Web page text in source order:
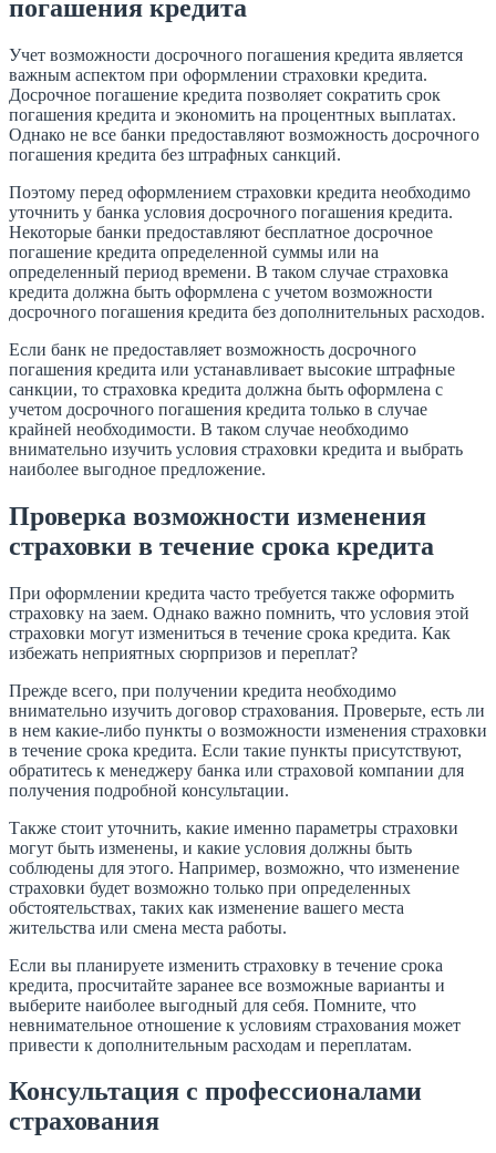
погашения кредита
Учет возможности досрочного погашения кредита является
важным аспектом при оформлении страховки кредита.
Досрочное погашение кредита позволяет сократить срок
погашения кредита и экономить на процентных выплатах.
Однако не все банки предоставляют возможность досрочного
погашения кредита без штрафных санкций.
Поэтому перед оформлением страховки кредита необходимо
уточнить у банка условия досрочного погашения кредита.
Некоторые банки предоставляют бесплатное досрочное
погашение кредита определенной суммы или на
определенный период времени. В таком случае страховка
кредита должна быть оформлена с учетом возможности
досрочного погашения кредита без дополнительных расходов.
Если банк не предоставляет возможность досрочного
погашения кредита или устанавливает высокие штрафные
санкции, то страховка кредита должна быть оформлена с
учетом досрочного погашения кредита только в случае
крайней необходимости. В таком случае необходимо
внимательно изучить условия страховки кредита и выбрать
наиболее выгодное предложение.
Проверка возможности изменения
страховки в течение срока кредита
При оформлении кредита часто требуется также оформить
страховку на заем. Однако важно помнить, что условия этой
страховки могут измениться в течение срока кредита. Как
избежать неприятных сюрпризов и переплат?
Прежде всего, при получении кредита необходимо
внимательно изучить договор страхования. Проверьте, есть ли
в нем какие-либо пункты о возможности изменения страховки
в течение срока кредита. Если такие пункты присутствуют,
обратитесь к менеджеру банка или страховой компании для
получения подробной консультации.
Также стоит уточнить, какие именно параметры страховки
могут быть изменены, и какие условия должны быть
соблюдены для этого. Например, возможно, что изменение
страховки будет возможно только при определенных
обстоятельствах, таких как изменение вашего места
жительства или смена места работы.
Если вы планируете изменить страховку в течение срока
кредита, просчитайте заранее все возможные варианты и
выберите наиболее выгодный для себя. Помните, что
невнимательное отношение к условиям страхования может
привести к дополнительным расходам и переплатам.
Консультация с профессионалами
страхования